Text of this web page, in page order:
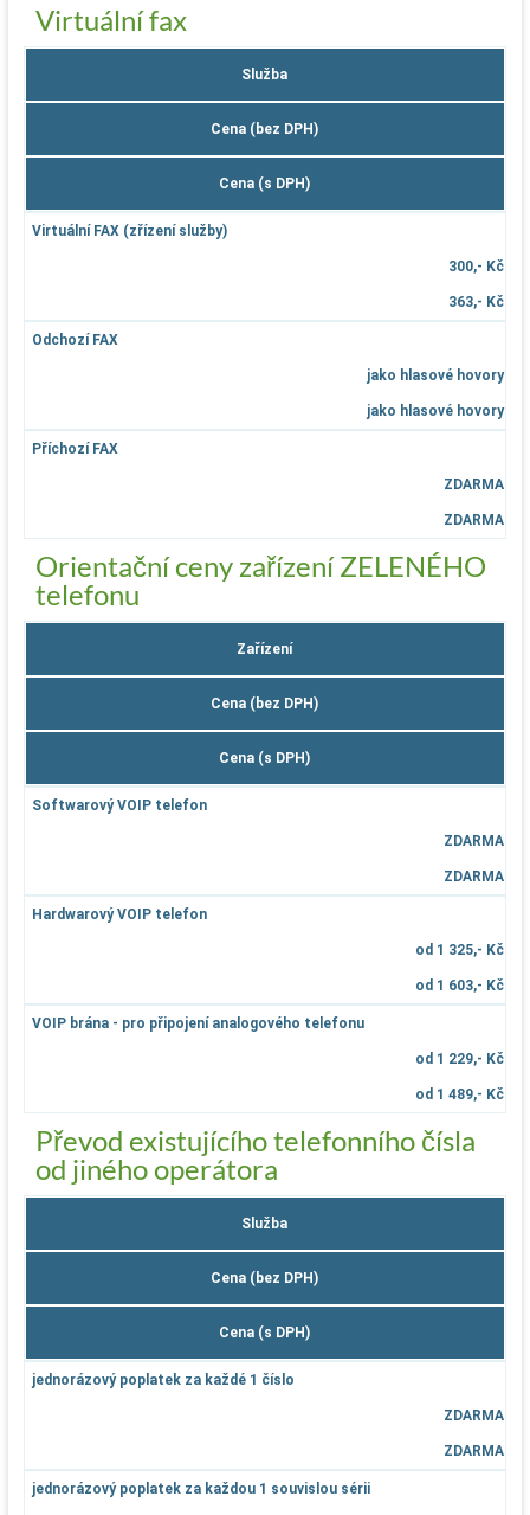
Virtuální fax
Služba
Cena (bez DPH)
Cena (s DPH)
Virtuální FAX (zřízení služby)
300,- Kč
363,- Kč
Odchozí FAX
jako hlasové hovory
jako hlasové hovory
Příchozí FAX
ZDARMA
ZDARMA
Orientační ceny zařízení ZELENÉHO
telefonu
Zařízení
Cena (bez DPH)
Cena (s DPH)
Softwarový VOIP telefon
ZDARMA
ZDARMA
Hardwarový VOIP telefon
od 1 325,- Kč
od 1 603,- Kč
VOIP brána - pro připojení analogového telefonu
od 1 229,- Kč
od 1 489,- Kč
Převod existujícího telefonního čísla
od jiného operátora
Služba
Cena (bez DPH)
Cena (s DPH)
jednorázový poplatek za každé 1 číslo
ZDARMA
ZDARMA
jednorázový poplatek za každou 1 souvislou sérii